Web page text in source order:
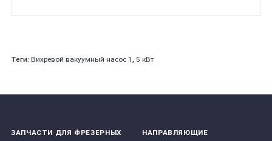
Теги: Вихревой вакуумный насос 1 , 5 кВт
ЗАПЧАСТИ ДЛЯ ФРЕЗЕРНЫХ
НАПРАВЛЯЮЩИЕ